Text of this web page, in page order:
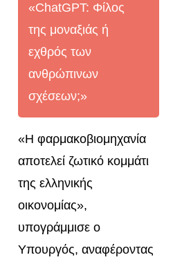
«ChatGPT: Φίλος
της μοναξιάς ή
εχθρός των
ανθρώπινων
σχέσεων;»
«Η φαρμακοβιομηχανία
αποτελεί ζωτικό κομμάτι
της ελληνικής
οικονομίας»,
υπογράμμισε ο
Υπουργός, αναφέροντας